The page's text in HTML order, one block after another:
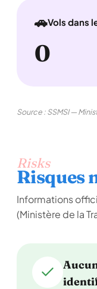
🚗Vols dans
0
Source : SSMSI —
Risks
Risques
Informations
(Ministère de la